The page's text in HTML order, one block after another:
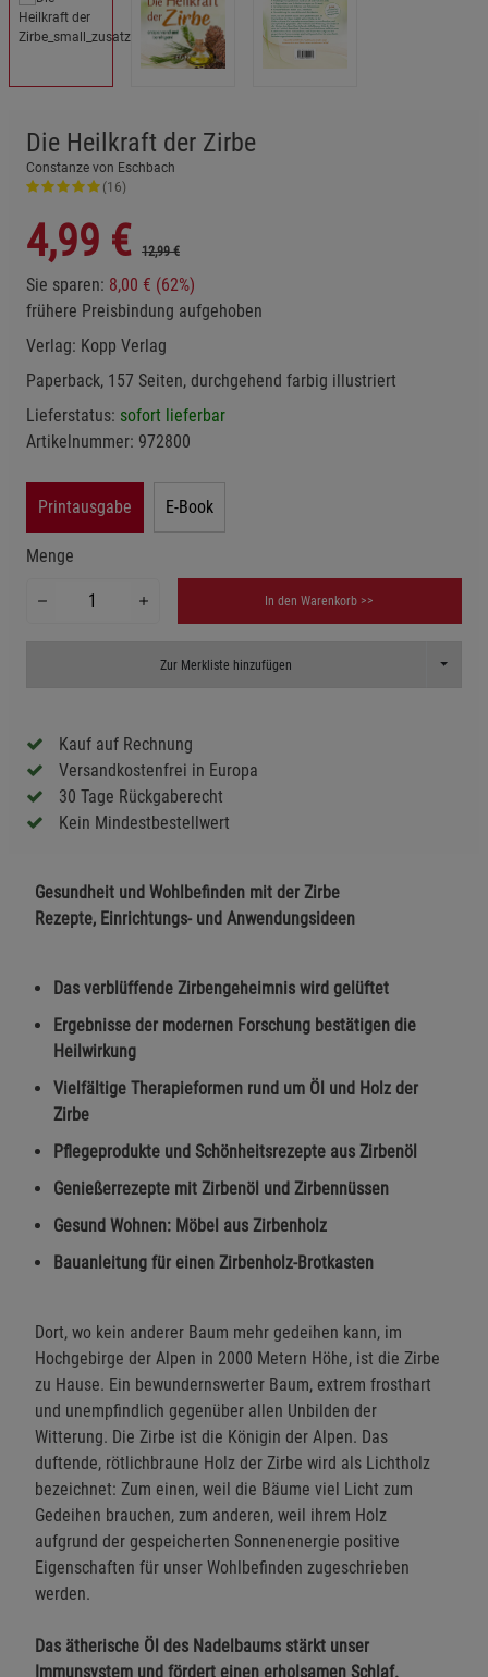
Die Heilkraft der Zirbe
Constanze von Eschbach
(16)
4,99 € 12,99 €
Sie sparen: 8,00 € (62%)
frühere Preisbindung aufgehoben
Verlag: Kopp Verlag
Paperback, 157 Seiten, durchgehend farbig illustriert
Lieferstatus: sofort lieferbar
Artikelnummer: 972800
Printausgabe E-Book
Menge
In den Warenkorb >>
Zur Merkliste hinzufügen Toggle
Kauf auf Rechnung
Versandkostenfrei in Europa
30 Tage Rückgaberecht
Kein Mindestbestellwert
Gesundheit und Wohlbefinden mit der Zirbe
Rezepte, Einrichtungs- und Anwendungsideen
Das verblüffende Zirbengeheimnis wird gelüftet
Ergebnisse der modernen Forschung bestätigen die
Heilwirkung
Vielfältige Therapieformen rund um Öl und Holz der
Zirbe
Pflegeprodukte und Schönheitsrezepte aus Zirbenöl
Genießerrezepte mit Zirbenöl und Zirbennüssen
Gesund Wohnen: Möbel aus Zirbenholz
Bauanleitung für einen Zirbenholz-Brotkasten
Dort, wo kein anderer Baum mehr gedeihen kann, im
Hochgebirge der Alpen in 2000 Metern Höhe, ist die Zirbe
zu Hause. Ein bewundernswerter Baum, extrem frosthart
und unempfindlich gegenüber allen Unbilden der
Witterung. Die Zirbe ist die Königin der Alpen. Das
duftende, rötlichbraune Holz der Zirbe wird als Lichtholz
bezeichnet: Zum einen, weil die Bäume viel Licht zum
Gedeihen brauchen, zum anderen, weil ihrem Holz
aufgrund der gespeicherten Sonnenenergie positive
Eigenschaften für unser Wohlbefinden zugeschrieben
werden.
Das ätherische Öl des Nadelbaums stärkt unser
Immunsystem und fördert einen erholsamen Schlaf.